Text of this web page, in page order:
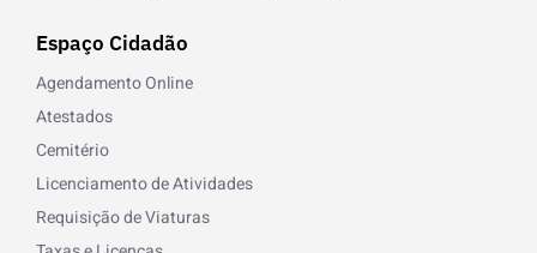
Espaço Cidadão
Agendamento Online
Atestados
Cemitério
Licenciamento de Atividades
Requisição de Viaturas